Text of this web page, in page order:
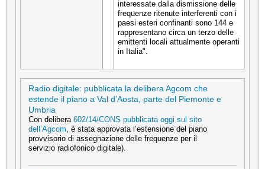
interessate dalla dismissione delle
frequenze ritenute interferenti con i
paesi esteri confinanti sono 144 e
rappresentano circa un terzo delle
emittenti locali attualmente operanti
in Italia".
Radio digitale: pubblicata la delibera Agcom che
estende il piano a Val d’Aosta, parte del Piemonte e
Umbria
Con delibera 602/14/CONS pubblicata oggi sul sito
dell’Agcom , è stata approvata l’estensione del piano
provvisorio di assegnazione delle frequenze per il
servizio radiofonico digitale).